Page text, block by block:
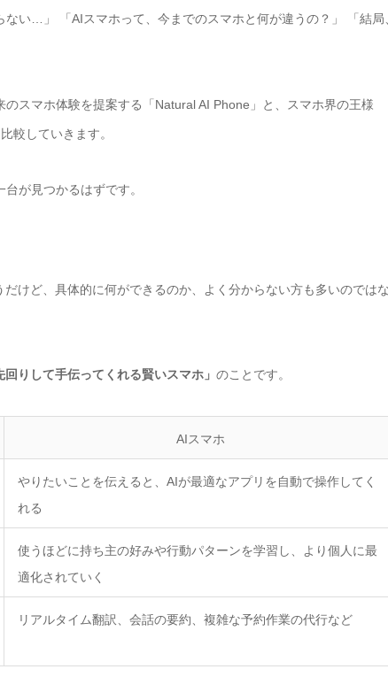
ない…」 「AIスマホって、今までのスマホと何が違うの？」 「結局
スマホ体験を提案する「Natural AI Phone」と、スマホ界の王様
較していきます。
が見つかるはずです。
けど、具体的に何ができるのか、よく分からない方も多いのでは
回りして手伝ってくれる賢いスマホ」 のことです。
AIスマホ
やりたいことを伝えると、AIが最適なアプリを自動で操作してく
れる
使うほどに持ち主の好みや行動パターンを学習し、より個人に最
適化されていく
リアルタイム翻訳、会話の要約、複雑な予約作業の代行など